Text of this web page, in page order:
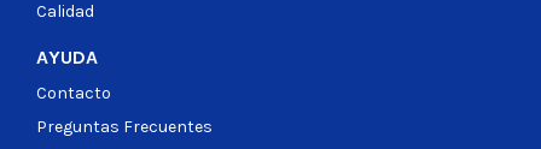
Calidad
AYUDA
Contacto
Preguntas Frecuentes